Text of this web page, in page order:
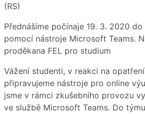
(RS)
Přednášíme počínaje 19. 3. 2020
pomocí nástroje Microsoft Teams.
proděkana FEL pro studium
Vážení studenti, v reakci na
připravujeme nástroje pro online
jsme v rámci zkušebního provozu
ve službě Microsoft Teams. Do